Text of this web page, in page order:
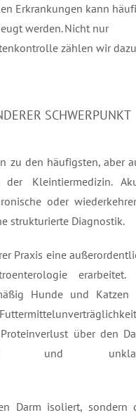
Erkrankungen kann
werden. Nicht nur
zählen wir
SCHWERPUNKT
zu den häufigsten, aber
Kleintiermedizin.
oder
strukturierte Diagnostik.
Praxis eine
erarbeitet.
Hunde und Katzen
über den
und
Darm isoliert, sondern